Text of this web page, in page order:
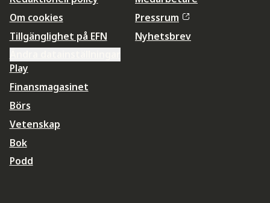
Om cookies
Tillgänglighet på EFN
Pressrum
Nyhetsbrev
Play
Finansmagasinet
Börs
Vetenskap
Bok
Podd